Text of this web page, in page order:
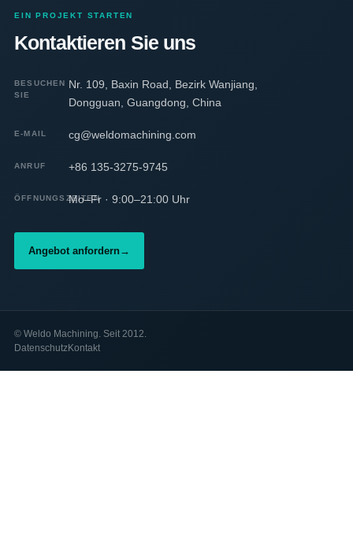
EIN PROJEKT STARTEN
Kontaktieren Sie uns
BESUCHEN
SIE
Nr. 109, Baxin Road, Bezirk Wanjiang,
Dongguan, Guangdong, China
E-MAIL cg@weldomachining.com
ANRUF +86 135-3275-9745
ÖFFNUNGSZEITENMo–Fr · 9:00–21:00 Uhr
Angebot anfordern→
© Weldo Machining. Seit 2012.
DatenschutzKontakt